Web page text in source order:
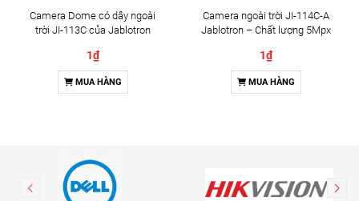
Camera Dome có dây ngoài
trời JI-113C của Jablotron
1₫
MUA HÀNG
Camera ngoài trời JI-114C-A
Jablotron – Chất lượng 5Mpx
1₫
MUA HÀNG